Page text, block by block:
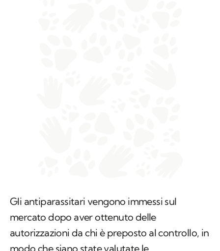
Gli antiparassitari vengono immessi sul
mercato dopo aver ottenuto delle
autorizzazioni da chi è preposto al controllo, in
modo che siano state valutate le